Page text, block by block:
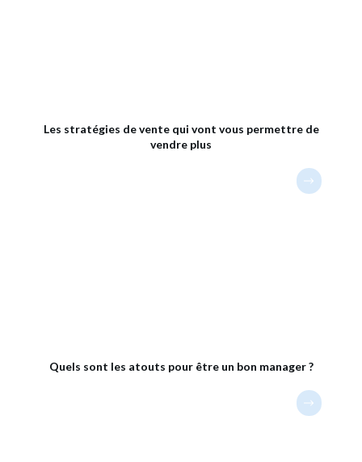
Les stratégies de vente qui vont vous permettre de
vendre plus
Quels sont les atouts pour être un bon manager ?